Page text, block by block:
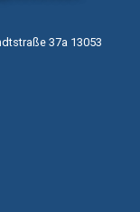
37a 13053